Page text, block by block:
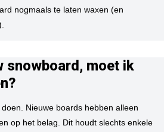
nogmaals te laten waxen (en
snowboard, moet ik
Nieuwe boards hebben alleen
op het belag. Dit houdt slechts enkele